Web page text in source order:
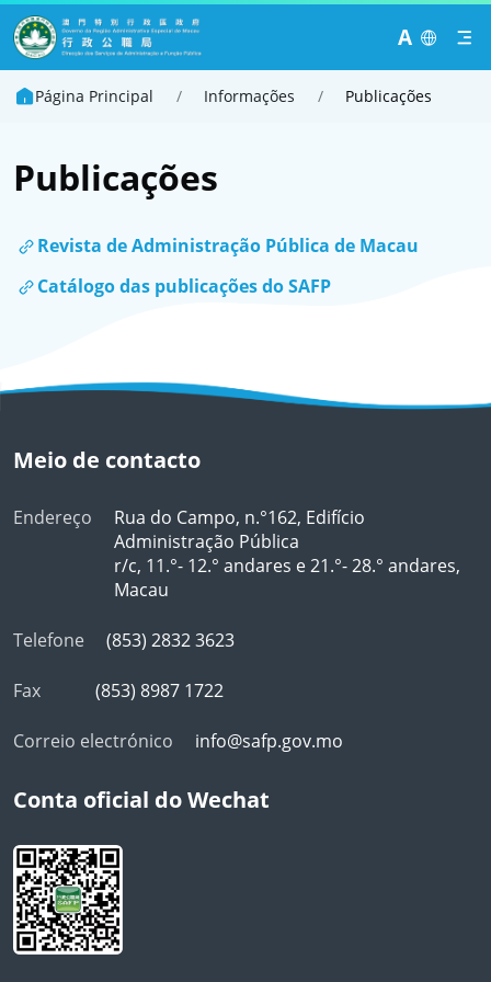
A
Página Principal / Informações / Publicações
Publicações
Revista de Administração Pública de Macau
Catálogo das publicações do SAFP
Meio de contacto
Endereço
Rua do Campo, n.°162, Edifício
Administração Pública
r/c, 11.°- 12.° andares e 21.°- 28.° andares,
Macau
Telefone (853) 2832 3623
Fax (853) 8987 1722
Correio electrónico info@safp.gov.mo
Conta oficial do Wechat